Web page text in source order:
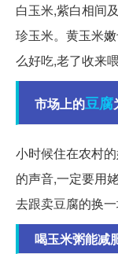
白玉米,紫白相间
珍玉米。黄玉米
么好吃,老了收来
市场上的豆腐
小时候住在农村
的声音,一定要用
去跟卖豆腐的换
喝玉米粥能减